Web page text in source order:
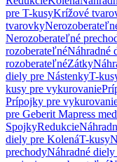
pre T-kusyKrížové
tvarovky
Nerozoberateľné
rozoberateľnéNáhradné
rozoberateľnéZátky
diely pre NástenkyT-
kusy pre vykurovanie
Prípojky pre
pre Geberit Mapress
SpojkyRedukcie
diely pre KolenáT-kusy
prechodyNáhradné